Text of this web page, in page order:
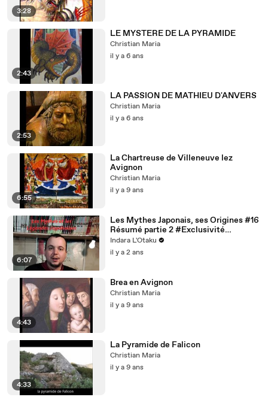
3:28
2:43
LE MYSTERE DE LA PYRAMIDE
Christian Maria
il y a 6 ans
2:53
LA PASSION DE MATHIEU D'ANVERS
Christian Maria
il y a 6 ans
6:55
La Chartreuse de Villeneuve lez
Avignon
Christian Maria
il y a 9 ans
6:07
Les Mythes Japonais, ses Origines #16
Résumé partie 2 #Exclusivité
Dailymotion
Indara L'Otaku
il y a 2 ans
4:43
Brea en Avignon
Christian Maria
il y a 9 ans
4:33
La Pyramide de Falicon
Christian Maria
il y a 9 ans